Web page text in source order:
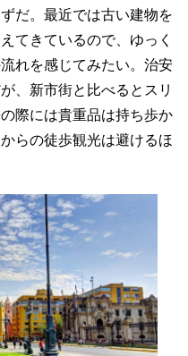
だ。最近では古い建物を
てきているので、ゆっく
れを感じてみたい。治安
、新市街と比べるとスリ
際には貴重品は持ち歩か
らの徒歩観光は避けるほ